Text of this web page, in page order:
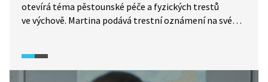
otevírá téma pěstounské péče a fyzických trestů
ve výchově. Martina podává trestní oznámení na své
reakcemi, od odmítání a relativizace až po jasné
odmítnutí násilí jako součásti výchovy. Postoje